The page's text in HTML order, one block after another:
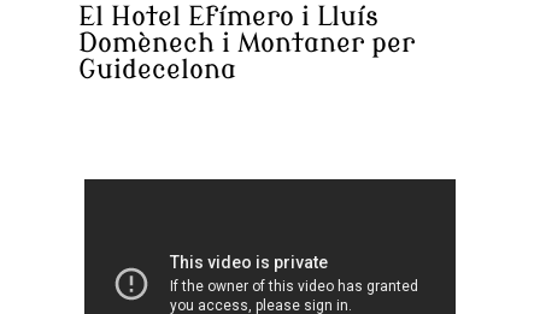
El Hotel Efímero i Lluís
Domènech i Montaner per
Guidecelona